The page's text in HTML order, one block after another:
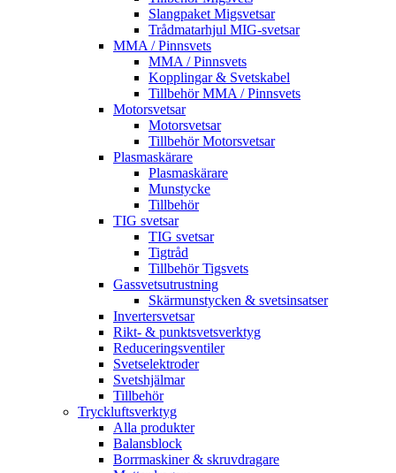
Slangpaket Migsvetsar
Trådmatarhjul MIG-svetsar
MMA / Pinnsvets
MMA / Pinnsvets
Kopplingar & Svetskabel
Tillbehör MMA / Pinnsvets
Motorsvetsar
Motorsvetsar
Tillbehör Motorsvetsar
Plasmaskärare
Plasmaskärare
Munstycke
Tillbehör
TIG svetsar
TIG svetsar
Tigtråd
Tillbehör Tigsvets
Gassvetsutrustning
Skärmunstycken & svetsinsatser
Invertersvetsar
Rikt- & punktsvetsverktyg
Reduceringsventiler
Svetselektroder
Svetshjälmar
Tillbehör
Tryckluftsverktyg
Alla produkter
Balansblock
Borrmaskiner & skruvdragare